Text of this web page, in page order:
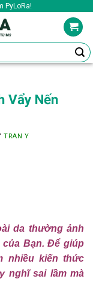
PyLoRa!
Vẩy Nến
TRAN Y
da thường ảnh
Bạn. Để giúp
nhiều kiến thức
nghĩ sai lầm mà